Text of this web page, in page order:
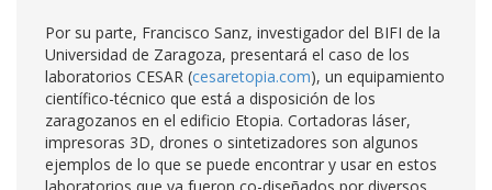
Por su parte, Francisco Sanz, investigador del BIFI de la
Universidad de Zaragoza, presentará el caso de los
laboratorios CESAR (cesaretopia.com), un equipamiento
científico-técnico que está a disposición de los
zaragozanos en el edificio Etopia. Cortadoras láser,
impresoras 3D, drones o sintetizadores son algunos
ejemplos de lo que se puede encontrar y usar en estos